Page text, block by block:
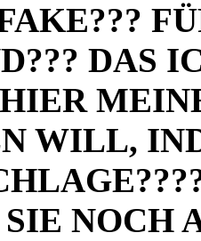
DAS
WILL,
NOCH